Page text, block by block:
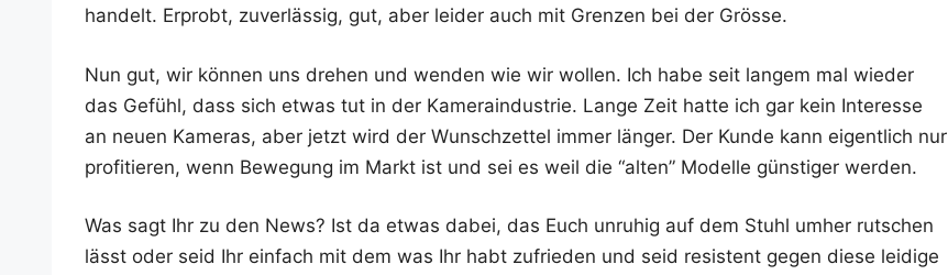
han­delt. Erprobt, zuver­läs­sig, gut, aber lei­der auch mit Gren­zen bei der Grösse.
Nun gut, wir kön­nen uns dre­hen und wen­den wie wir wol­len. Ich habe seit lan­gem mal wie­der
das Gefühl, dass sich etwas tut in der Kame­ra­in­dus­trie. Lan­ge Zeit hat­te ich gar kein Inter­es­se
an neu­en Kame­ras, aber jetzt wird der Wunsch­zet­tel immer län­ger. Der Kun­de kann eigent­lich nur
pro­fi­tie­ren, wenn Bewe­gung im Markt ist und sei es weil die “alten” Model­le güns­ti­ger werden.
Was sagt Ihr zu den News? Ist da etwas dabei, das Euch unru­hig auf dem Stuhl umher rut­schen
lässt oder seid Ihr ein­fach mit dem was Ihr habt zufrie­den und seid resis­tent gegen die­se lei­di­ge